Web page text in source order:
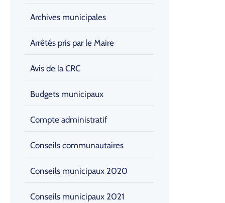
Archives municipales
Arrêtés pris par le Maire
Avis de la CRC
Budgets municipaux
Compte administratif
Conseils communautaires
Conseils municipaux 2020
Conseils municipaux 2021